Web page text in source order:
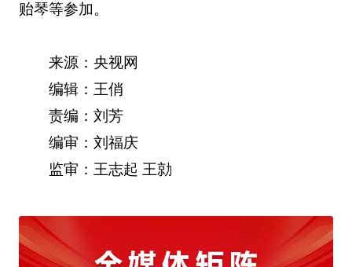
贻琴等参加。
来源：央视网
编辑：王俏
责编：刘芳
编审：刘福庆
监审：王志起 王勍